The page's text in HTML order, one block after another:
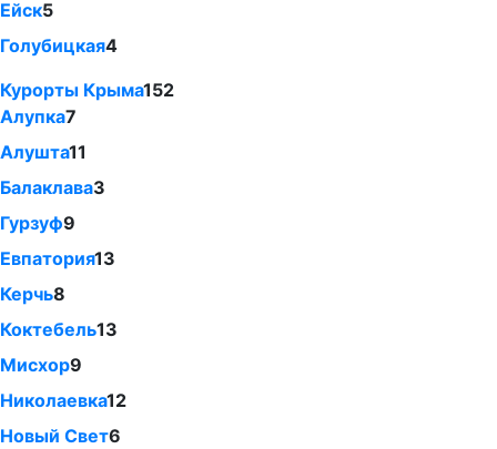
Ейск5
Голубицкая4
Курорты Крыма152
Алупка7
Алушта11
Балаклава3
Гурзуф9
Евпатория13
Керчь8
Коктебель13
Мисхор9
Николаевка12
Новый Свет6